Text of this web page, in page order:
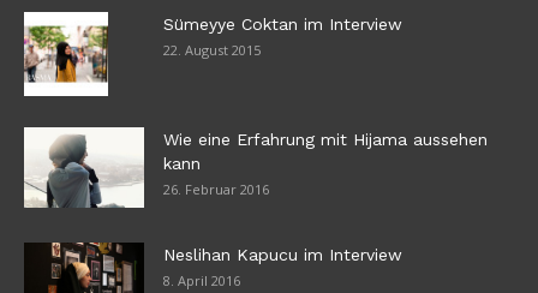
Sümeyye Coktan im Interview
22. August 2015
Wie eine Erfahrung mit Hijama aussehen
kann
26. Februar 2016
Neslihan Kapucu im Interview
8. April 2016